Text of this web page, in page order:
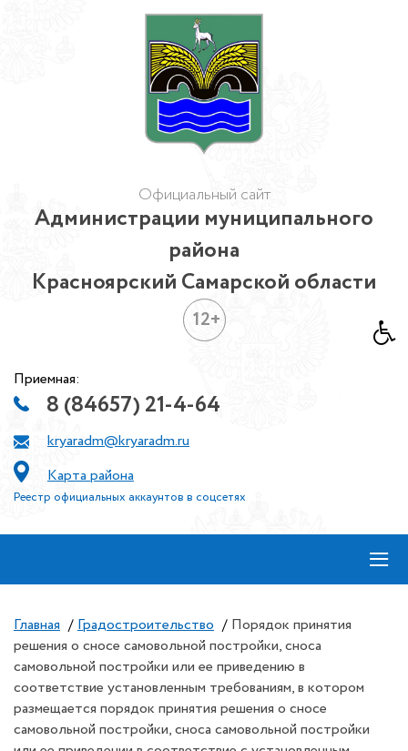
Официальный сайт
Администрации муниципального
района
Красноярский Самарской области
12+
Приемная:
8 (84657) 21-4-64
kryaradm@kryaradm.ru
Карта района
Реестр официальных аккаунтов в соцсетях
≡
Главная / Градостроительство / Порядок принятия
решения о сносе самовольной постройки, сноса
самовольной постройки или ее приведению в
соответствие установленным требованиям, в котором
размещается порядок принятия решения о сносе
самовольной постройки, сноса самовольной постройки